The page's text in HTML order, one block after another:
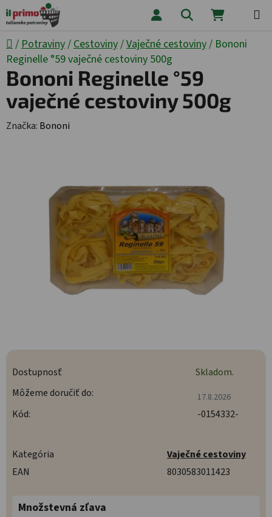
Prejsť na obsah Hľadať
Domov
/ Potraviny/ Cestoviny/Vaječné cestoviny/ Bononi
Reginelle °59 vaječné cestoviny 500g
Dostupnosť
Skladom.
Môžeme doručiť do:
17.8.2026
Kód: -0154332-
Kategória
Vaječné cestoviny
EAN
8030583011423
Množstevná zľava
Bononi Reginelle °59
vaječné cestoviny 500g
Značka: Bononi